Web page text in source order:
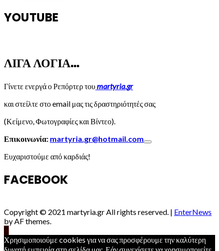
YOUTUBE
ΛΙΓΑ ΛΟΓΙΑ…
Γίνετε ενεργά ο Ρεπόρτερ τουmartyria.gr
και στείλτε στο email μας τις δραστηριότητές σας
(Κείμενο, Φωτογραφίες και Βίντεο).
Επικοινωνία: martyria.gr@hotmail.com
Ευχαριστούμε από καρδιάς!
FACEBOOK
Copyright © 2021 martyria.gr All rights reserved. | EnterNews
by AF themes.
Χρησιμοποιούμε cookies για να σας προσφέρουμε την καλύτερη
δυνατή εμπειρία στη σελίδα μας. Εάν συνεχίσετε να χρησιμοποιείτε